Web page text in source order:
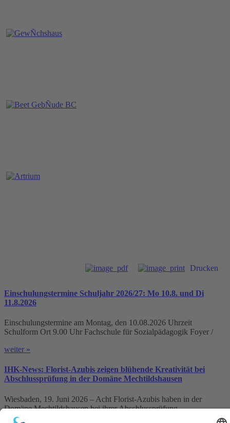
Drucken
Einschulungstermine Schuljahr 2026/27: Mo 10.8. und Di
11.8.2026
Einschulungstermine am Montag, den 10.08.2026 Uhrzeit
Schulform Ort 9.00 Uhr Fachschule für Sozialpädagogik Foyer /
weiter »
IHK-News: Florist-Azubis zeigen blühende Kreativität bei
Abschlussprüfung in der Domäne Mechtildshausen
Wiesbaden, 19. Juni 2026 – Acht Florist-Azubis haben in der
Domäne Mechtildshausen bei ihrer Abschlussprüfung